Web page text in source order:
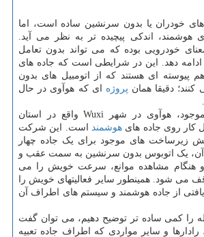
خودران یا بدون سرنشین ساده است، اما
هوشمند، اندکی پیچیده تر به نظر می آید.
خودرویی بوده که می تواند بدون تعامل
دهد. این در شرایطی است که جاده های
پیوسته ای هستند که از اتومبیل های بدون
دقیقا همان پروژه ای که هوآوی در حال
بر اساس اطلاعات موجود، هوآوی در شهر Wuxi واقع در استان
کار روی جاده هایهوشمند است. این شرکت
زیرساخت های موجود برای یک جاده چهار
آن، یک اتوبوس بدون سرنشین به سمت عقب و
هنگام مشاهده موانع، سرعت خویش را می
می شود. همینطور سایر فعالیتهای خویش را
از جاده هوشمند و سیستم های اطراف آن
را کمی ساده تر توضیح دهیم، می توان گفت
رادارها و سایر مواردی که اطراف جاده تعبیه